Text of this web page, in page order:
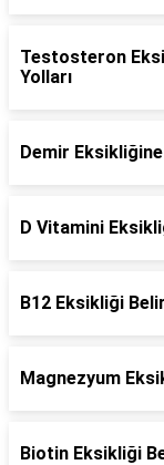
Testosteron
Yolları
Demir
D Vitamini
B12 Eksikliği
Magnezyum
Biotin Eksikliği